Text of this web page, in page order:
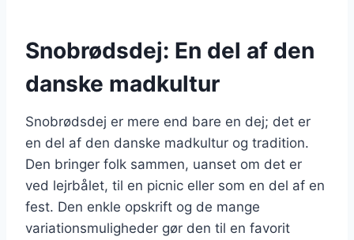
Snobrødsdej: En del af den
danske madkultur
Snobrødsdej er mere end bare en dej; det er
en del af den danske madkultur og tradition.
Den bringer folk sammen, uanset om det er
ved lejrbålet, til en picnic eller som en del af en
fest. Den enkle opskrift og de mange
variationsmuligheder gør den til en favorit